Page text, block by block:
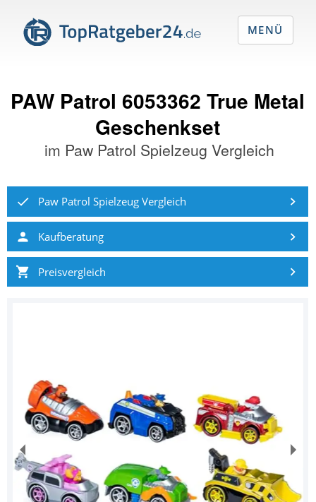
PAW Patrol 6053362 True Metal
Geschenkset
im Paw Patrol Spielzeug Vergleich
Paw Patrol Spielzeug Vergleich
Kaufberatung
Preisvergleich
MENÜ